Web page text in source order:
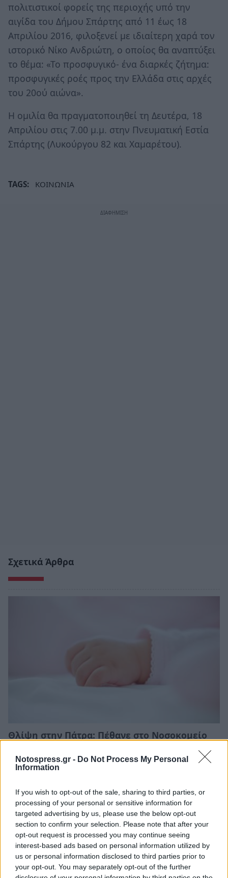
Notospress.gr - Do Not Process My Personal
Information
If you wish to opt-out of the sale, sharing to third parties, or
processing of your personal or sensitive information for
targeted advertising by us, please use the below opt-out
section to confirm your selection. Please note that after your
opt-out request is processed you may continue seeing
interest-based ads based on personal information utilized by
us or personal information disclosed to third parties prior to
your opt-out. You may separately opt-out of the further
πολιτιστικοί φορείς της περιοχής υπό την
αιγίδα του Δήμου Σπάρτης από 11 έως 18
Απριλίου 2016, φιλοξενεί με ιδιαίτερη χαρά τον
ιστορικό Νίκο Ανδριώτη, ο οποίος θα αναπτύξει
το θέμα: «Το προσφυγικό- ένα διαρκές ζήτημα:
προσφυγικές ροές προς την Ελλάδα στις αρχές
του 20ού αιώνα».
Η ομιλία θα πραγματοποιηθεί τη Δευτέρα, 18
Απριλίου στις 7.00 μ.μ. στην Πνευματική Εστία
Σπάρτης (Λυκούργου 82 και Χαμαρέτου).
TAGS: ΚΟΙΝΩΝΙΑ
Σχετικά Άρθρα
Θλίψη στην Πάτρα: Πέθανε στο Νοσοκομείο
08/08/2026 09:34